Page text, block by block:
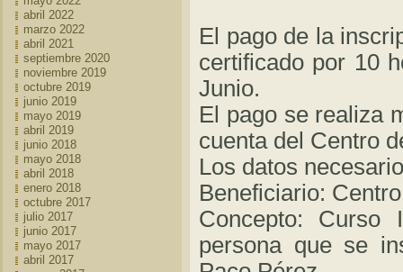
abril 2022
marzo 2022
abril 2021
septiembre 2020
noviembre 2019
octubre 2019
junio 2019
mayo 2019
abril 2019
junio 2018
mayo 2018
abril 2018
enero 2018
octubre 2017
julio 2017
junio 2017
mayo 2017
abril 2017
El pago de la
certificado por 10
Junio.
El pago se realiza
cuenta del Centro
Los datos
Beneficiario:
Concepto: Curso
persona que se